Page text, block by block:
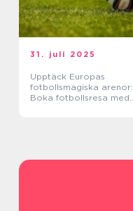
31. juli 2025
Upptäck Europas
fotbollsmagiska arenor:
Boka fotbollsresa med